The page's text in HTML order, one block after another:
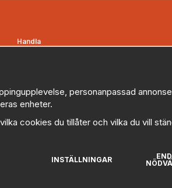
Handla
Bevakningsbolag
Favoriter
Kampanjer
personanpassad
enheter.
cookies du tillåter och vilka du vill
INSTÄLLNINGAR